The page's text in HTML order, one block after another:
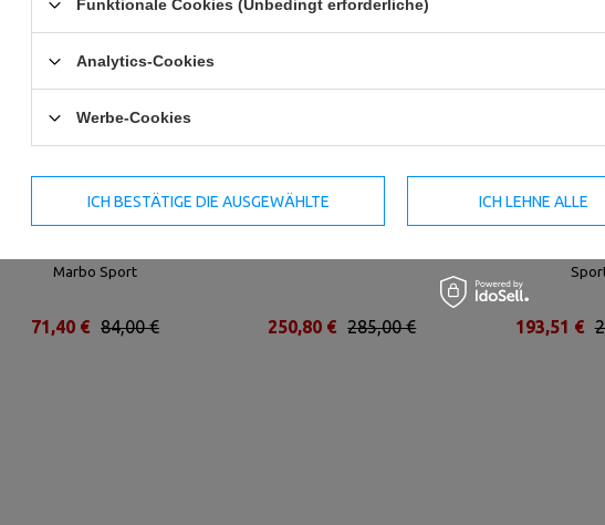
Hantelbank Langhantelablage
Marbo Sport
84,00 €
71,40 €
Kombiständer mit Sicherung MS-
285,00 €
250,80 €
2x
193,51 €
Funktionale Cookies (Unbedingt erforderliche)
Analytics-Cookies
Werbe-Cookies
ICH BESTÄTIGE DIE AUSGEWÄHLTE ICH LEHNE ALLE